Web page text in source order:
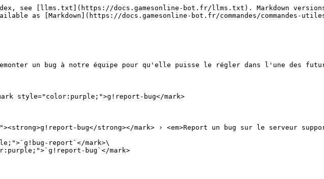
see [llms.txt](https://docs.gamesonline-bot.fr/llms.txt). Markdown
as [Markdown](https://docs.gamesonline-bot.fr/commandes/commandes-
remonter un bug à notre équipe pour qu'elle puisse le régler dans l'une des
style="color:purple;">g!report-bug</mark>
bug</strong></mark> › <em>Report un bug sur le serveur
report`</mark>\
bug`</mark>